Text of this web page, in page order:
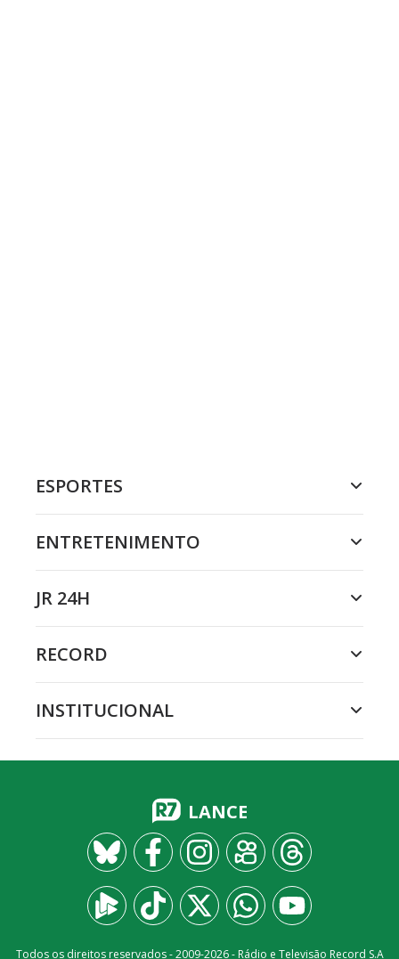
ESPORTES
ENTRETENIMENTO
JR 24H
RECORD
INSTITUCIONAL
LANCE
Todos os direitos reservados - 2009-2026- Rádio e Televisão Record S.A